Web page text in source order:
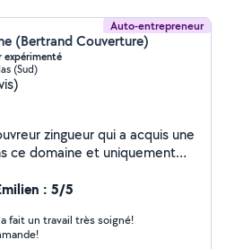
Auto-entrepreneur
(Bertrand Couverture)
expérimenté
(Sud)
zingueur qui a acquis une
ce domaine et uniquement
fais avec soin et efficacité.
Nettoyage toitures,
velux et cheminées,
pas à me
: 5/5
fait un travail très soigné!